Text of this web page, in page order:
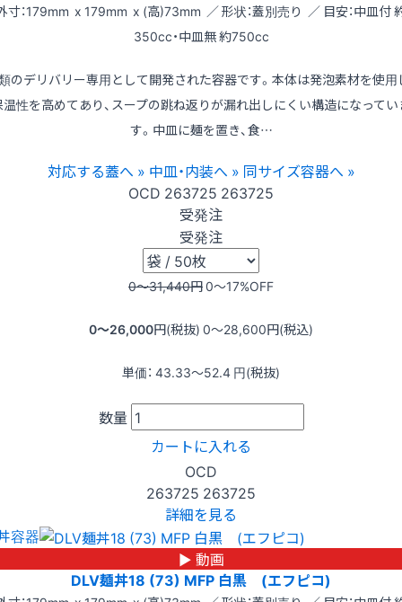
寸：179mm x 179mm x (高)73mm ／ 形状：蓋別売り ／ 目安：中皿付
350cc・中皿無 約750cc
のデリバリー専用として開発された容器です。本体は発泡素材を使用
温性を高めてあり、スープの跳ね返りが漏れ出しにくい構造になってい
す。中皿に麺を置き、食…
対応する蓋へ » 中皿・内装へ » 同サイズ容器へ »
OCD 263725 263725
受発注
受発注
0〜31,440円0〜17%OFF
0〜26,000円(税抜) 0〜28,600円(税込)
単価： 43.33〜52.4 円(税抜)
数量
カートに入れる
OCD
263725 263725
詳細を見る
容器
▶ 動画
DLV麺丼18 (73) MFP 白黒 (エフピコ)